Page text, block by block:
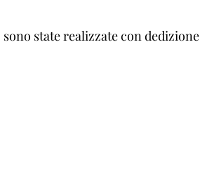
state realizzate con dedizione